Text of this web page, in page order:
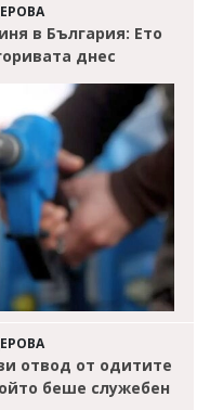
в България: Ето
днес
отвод от одитите
беше служебен